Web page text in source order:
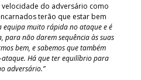
velocidade do adversário como
terão que estar bem
equipa muito rápida no ataque e é
para não darem sequência às suas
bem, e sabemos que também
ataque. Há que ter equilíbrio para
adversário.”